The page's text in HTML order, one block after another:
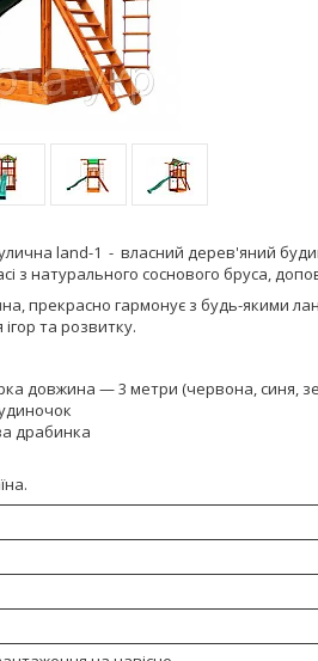
land-1 - власний дерев'яний
з натурального соснового бруса,
прекрасно гармонує з будь-якими
та розвитку.
довжина — 3 метри (червона, синя,
драбинка